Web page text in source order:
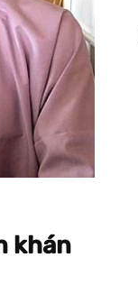
khán